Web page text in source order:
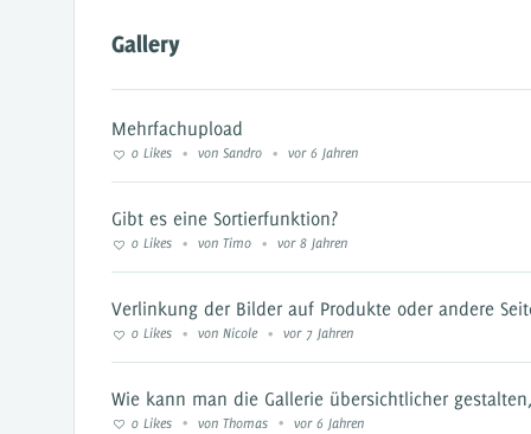
Gallery
Mehrfachupload
0 Likes • von Sandro • vor 6 Jahren
Gibt es eine Sortierfunktion?
0 Likes • von Timo • vor 8 Jahren
Verlinkung der Bilder auf Produkte oder andere
0 Likes • von Nicole • vor 7 Jahren
Wie kann man die Gallerie übersichtlicher
0 Likes • von Thomas • vor 6 Jahren